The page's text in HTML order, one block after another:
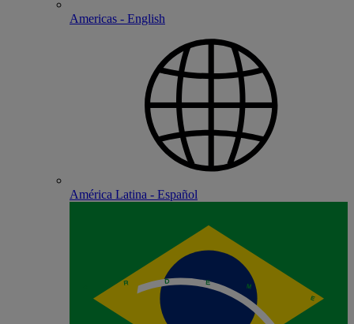
Americas - English
América Latina - Español